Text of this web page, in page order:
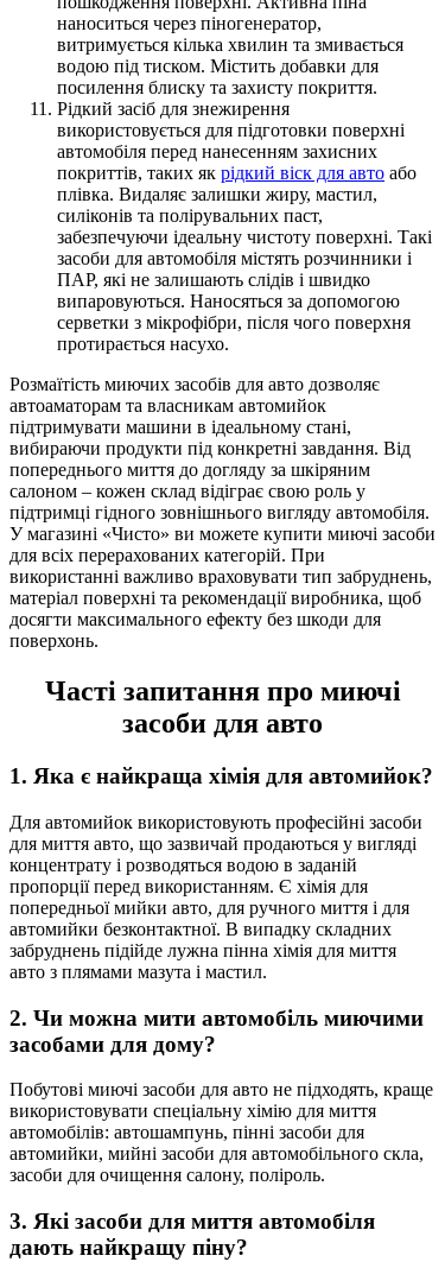
наноситься через піногенератор,
витримується кілька хвилин та змивається
водою під тиском. Містить добавки для
посилення блиску та захисту покриття.
Рідкий засіб для знежирення
використовується для підготовки поверхні
автомобіля перед нанесенням захисних
покриттів, таких як рідкий віск для авто або
плівка. Видаляє залишки жиру, мастил,
силіконів та полірувальних паст,
забезпечуючи ідеальну чистоту поверхні. Такі
засоби для автомобіля містять розчинники і
ПАР, які не залишають слідів і швидко
випаровуються. Наносяться за допомогою
серветки з мікрофібри, після чого поверхня
протирається насухо.
Розмаїтість миючих засобів для авто дозволяє
автоаматорам та власникам автомийок
підтримувати машини в ідеальному стані,
вибираючи продукти під конкретні завдання. Від
попереднього миття до догляду за шкіряним
салоном – кожен склад відіграє свою роль у
підтримці гідного зовнішнього вигляду автомобіля.
У магазині «Чисто» ви можете купити миючі засоби
для всіх перерахованих категорій. При
використанні важливо враховувати тип забруднень,
матеріал поверхні та рекомендації виробника, щоб
досягти максимального ефекту без шкоди для
поверхонь.
Часті запитання про миючі
засоби для авто
1. Яка є найкраща хімія для автомийок?
Для автомийок використовують професійні засоби
для миття авто, що зазвичай продаються у вигляді
концентрату і розводяться водою в заданій
пропорції перед використанням. Є хімія для
попередньої мийки авто, для ручного миття і для
автомийки безконтактної. В випадку складних
забруднень підійде лужна пінна хімія для миття
авто з плямами мазута і мастил.
2. Чи можна мити автомобіль миючими
засобами для дому?
Побутові миючі засоби для авто не підходять, краще
використовувати спеціальну хімію для миття
автомобілів: автошампунь, пінні засоби для
автомийки, мийні засоби для автомобільного скла,
засоби для очищення салону, поліроль.
3. Які засоби для миття автомобіля
дають найкращу піну?